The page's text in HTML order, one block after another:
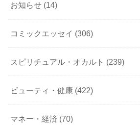
お知らせ (14)
コミックエッセイ (306)
スピリチュアル・オカルト (239)
ビューティ・健康 (422)
マネー・経済 (70)